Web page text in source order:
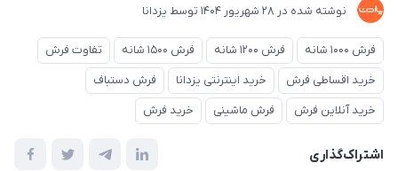
نوشته شده در 28 شهریور 1404 توسط یزدانا
فرش 1000 شانه فرش 1200 شانه فرش 1500 شانه
تفاوت فرش
خرید اقساطی فرش
خرید اینترنتی یزدانا
فرش دستباف
خرید آنلاین فرش
فرش ماشینی خرید فرش
اشتراک‌گذاری